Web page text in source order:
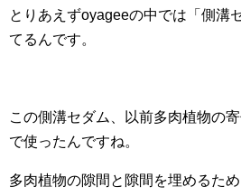
とりあえずoyageeの中では「側溝
てるんです。
この側溝セダム、以前多肉植物の
で使ったんですね。
多肉植物の隙間と隙間を埋めるた